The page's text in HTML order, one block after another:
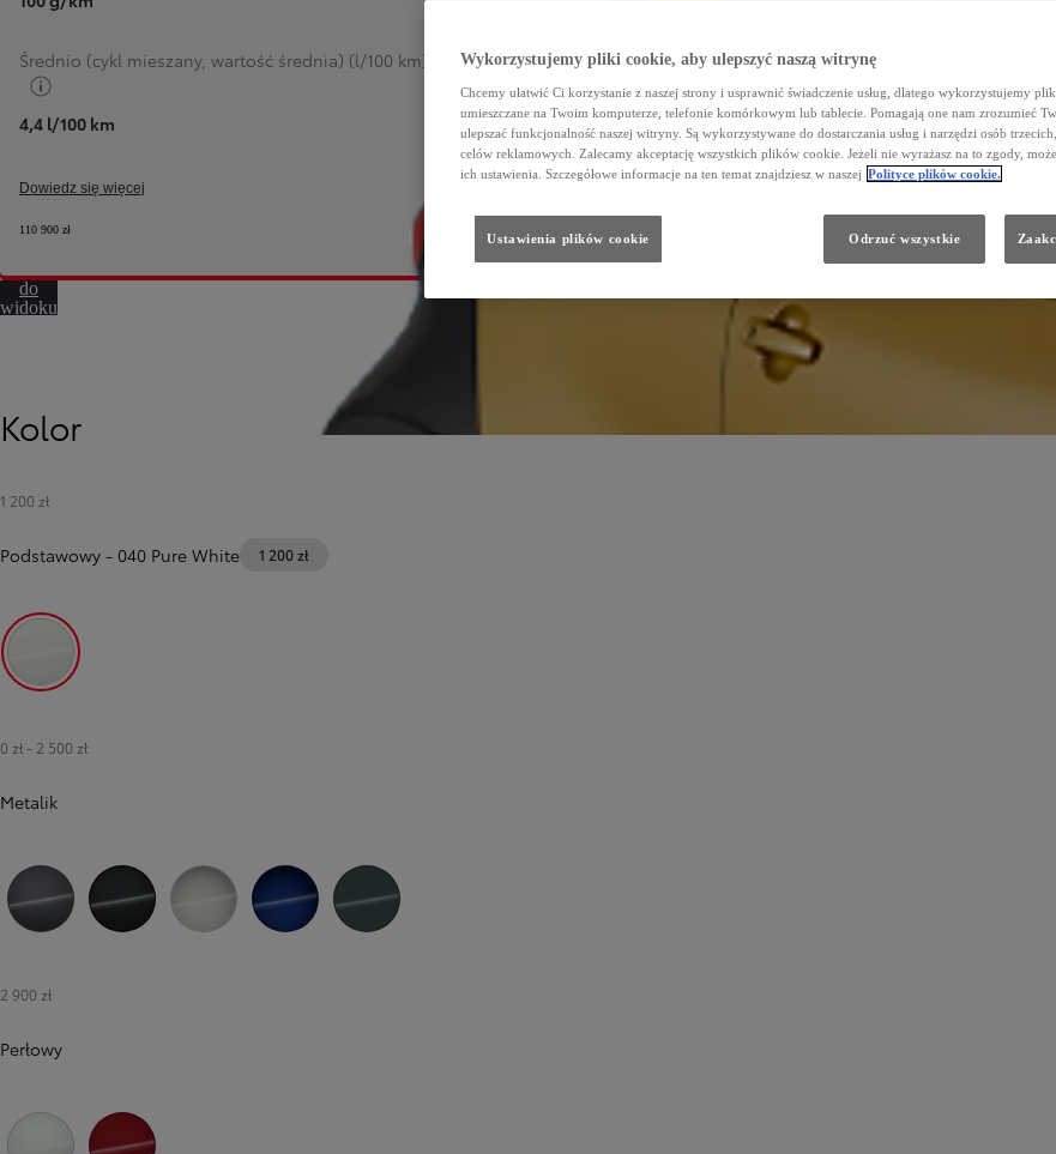
Średnio (cykl mieszany, wartość średnia) (l/100 km)
4,4 l/100 km
Dowiedz się więcej
110 900 zł
Przejdź
do
widoku
Kolor
1 200 zł
Podstawowy - 040 Pure White 1 200 zł
040 Pure White
0 zł - 2 500 zł
Metalik
2 900 zł
Perłowy
Wykorzystujemy pliki cookie, aby ulepszyć naszą witrynę
Chcemy ułatwić Ci korzystanie z naszej strony i usprawnić świadczenie usług, dlatego wykorzystujemy
umieszczane na Twoim komputerze, telefonie komórkowym lub tablecie. Pomagają one nam zrozumieć
ulepszać funkcjonalność naszej witryny. Są wykorzystywane do dostarczania usług i narzędzi osób trzecich,
celów reklamowych. Zalecamy akceptację wszystkich plików cookie. Jeżeli nie wyrażasz na to zgody,
ich ustawienia. Szczegółowe informacje na ten temat znajdziesz w naszej Polityce plików cookie.
Ustawienia plików cookie Odrzuć wszystkie